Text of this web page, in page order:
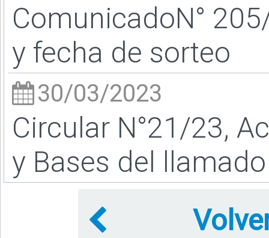
ComunicadoN°
y fecha de sorteo
30/03/2023
Circular N°21/23,
y Bases del llamado